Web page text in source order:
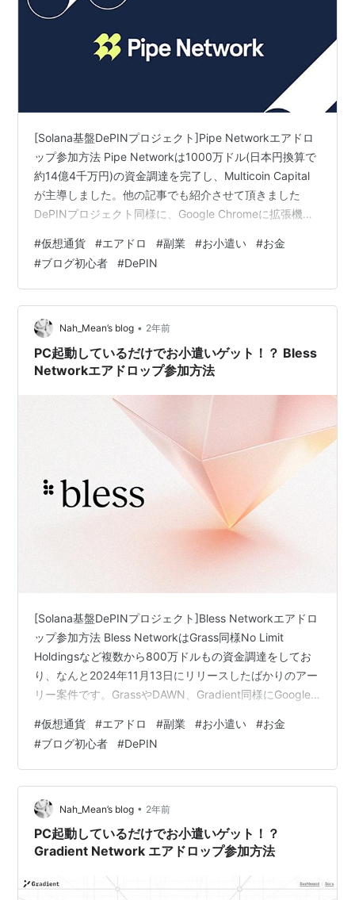
[Solana基盤DePINプロジェクト]Pipe Networkエアドロ
ップ参加方法 Pipe Networkは1000万ドル(日本円換算で
約14億4千万円)の資金調達を完了し、Multicoin Capital
が主導しました。他の記事でも紹介させて頂きました
DePINプロジェクト同様に、Google Chromeに拡張機能
す。このプロジェクトの期待値が非常に高いと感じたポ
イントの一つが、数多くのインフルエンサーが話題にし
ている点です。有名インフルエンサーのアクション且つ
Bless Network同様に多額の資金調達+アーリー案件とい
う事…
#仮想通貨 #エアドロ #副業 #お小遣い #お金
#ブログ初心者 #DePIN
Nah_Mean’s blog • 2年前
PC起動しているだけでお小遣いゲット！？ Bless
Networkエアドロップ参加方法
[Solana基盤DePINプロジェクト]Bless Networkエアドロ
ップ参加方法 Bless NetworkはGrass同様No Limit
Holdingsなど複数から800万ドルもの資金調達をしてお
り、なんと2024年11月13日にリリースしたばかりのアー
リー案件です。GrassやDAWN、Gradient同様にGoogle
イントが獲得出来ます。まだ始まったばかりのプロジェ
クトに参加し、仮想通貨バブルの波に乗り先行利益を上
げましょう。ちなみにメインネットローンチは2025年第
1四半期を予定しているそうです。 ・エアドロップ…
#仮想通貨 #エアドロ #副業 #お小遣い #お金
#ブログ初心者 #DePIN
Nah_Mean’s blog • 2年前
PC起動しているだけでお小遣いゲット！？
Gradient Network エアドロップ参加方法